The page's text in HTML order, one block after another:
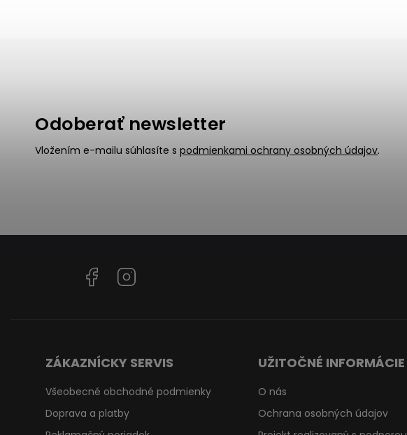
Odoberať newsletter
Vložením e-mailu súhlasíte s podmienkami ochrany osobných údajov.
Facebook
ZÁKAZNÍCKY SERVIS
Všeobecné obchodné podmienky
Doprava a platby
UŽITOČNÉ INFORMÁCIE
O nás
Ochrana osobných údajov